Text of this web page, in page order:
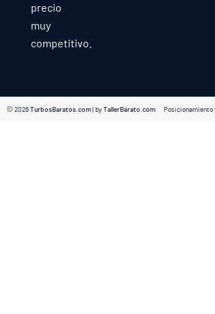
precio
muy
competitivo.
© 2026TurbosBaratos.com| byTallerBarato.com Posicionamiento